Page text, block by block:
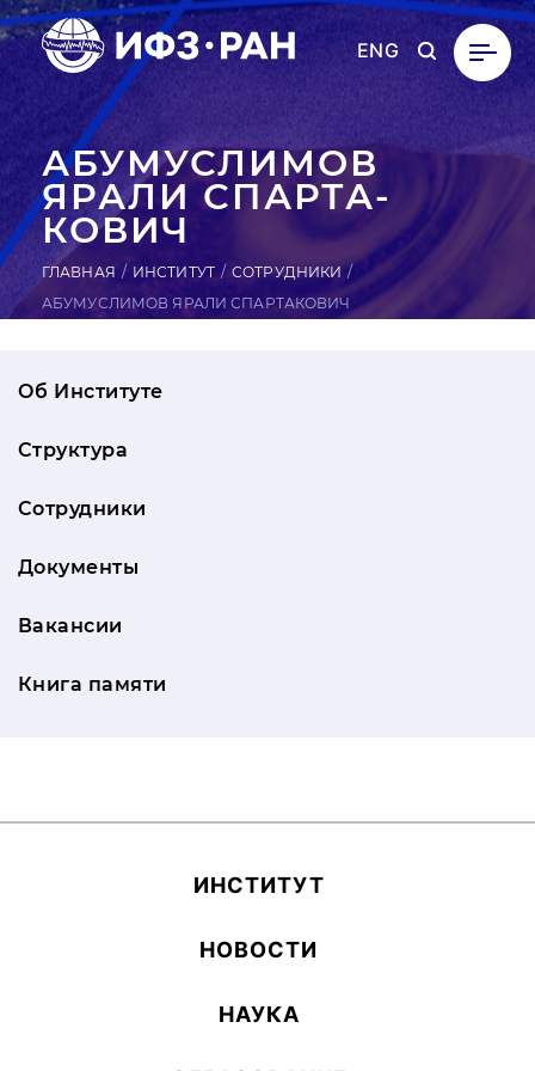
ENG
АБУ­МУС­ЛИ­МОВ
ЯРАЛИ СПАР­ТА­
КОВИЧ
ГЛАВНАЯ ИНСТИТУТ
СОТРУДНИКИ
АБУМУСЛИМОВ ЯРАЛИ СПАРТАКОВИЧ
Об Институте
Структура
Сотрудники
Документы
Вакансии
Книга памяти
ИН­СТИ­ТУТ
НОВОСТИ
НАУКА